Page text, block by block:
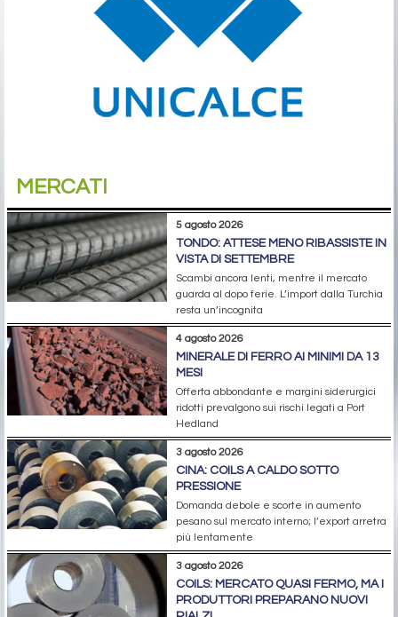
MERCATI
5 agosto 2026
TONDO: ATTESE MENO RIBASSISTE IN
VISTA DI SETTEMBRE
Scambi ancora lenti, mentre il mercato
guarda al dopo ferie. L’import dalla Turchia
resta un’incognita
4 agosto 2026
MINERALE DI FERRO AI MINIMI DA 13
MESI
Offerta abbondante e margini siderurgici
ridotti prevalgono sui rischi legati a Port
Hedland
3 agosto 2026
CINA: COILS A CALDO SOTTO
PRESSIONE
Domanda debole e scorte in aumento
pesano sul mercato interno; l’export arretra
più lentamente
3 agosto 2026
COILS: MERCATO QUASI FERMO, MA I
PRODUTTORI PREPARANO NUOVI